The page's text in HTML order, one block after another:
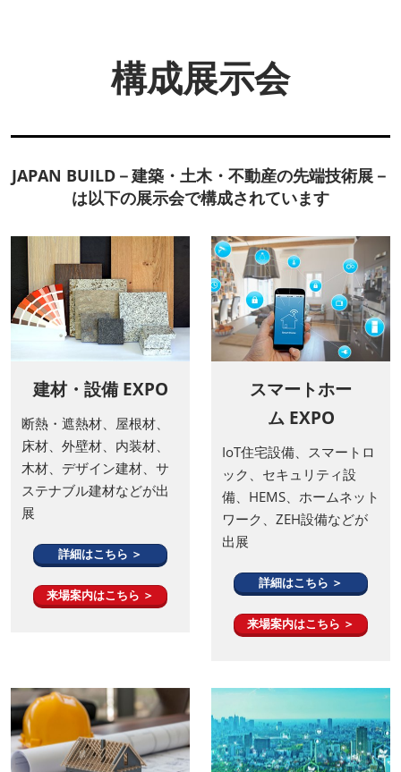
構成展示会
JAPAN BUILD－建築・土木・不動産の先端技術展－
は以下の展示会で構成されています
建材・設備 EXPO
断熱・遮熱材、屋根材、
床材、外壁材、内装材、
木材、デザイン建材、サ
ステナブル建材などが出
展
詳細はこちら ＞
来場案内はこちら ＞
スマートホー
ム EXPO
IoT住宅設備、スマートロ
ック、セキュリティ設
備、HEMS、ホームネット
ワーク、ZEH設備などが
出展
詳細はこちら ＞
来場案内はこちら ＞